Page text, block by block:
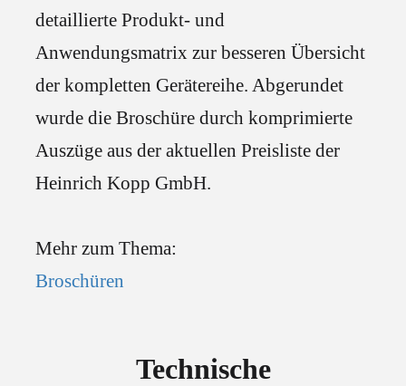
detaillierte Produkt- und
Anwendungsmatrix zur besseren Übersicht
der kompletten Gerätereihe. Abgerundet
wurde die Broschüre durch komprimierte
Auszüge aus der aktuellen Preisliste der
Heinrich Kopp GmbH.
Mehr zum Thema:
Broschüren
Technische